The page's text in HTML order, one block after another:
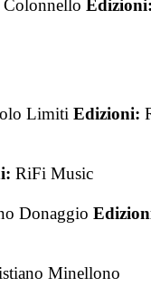
Limiti Edizioni:
RiFi Music
Donaggio
Minellono